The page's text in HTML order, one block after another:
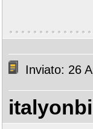
Inviato: 26